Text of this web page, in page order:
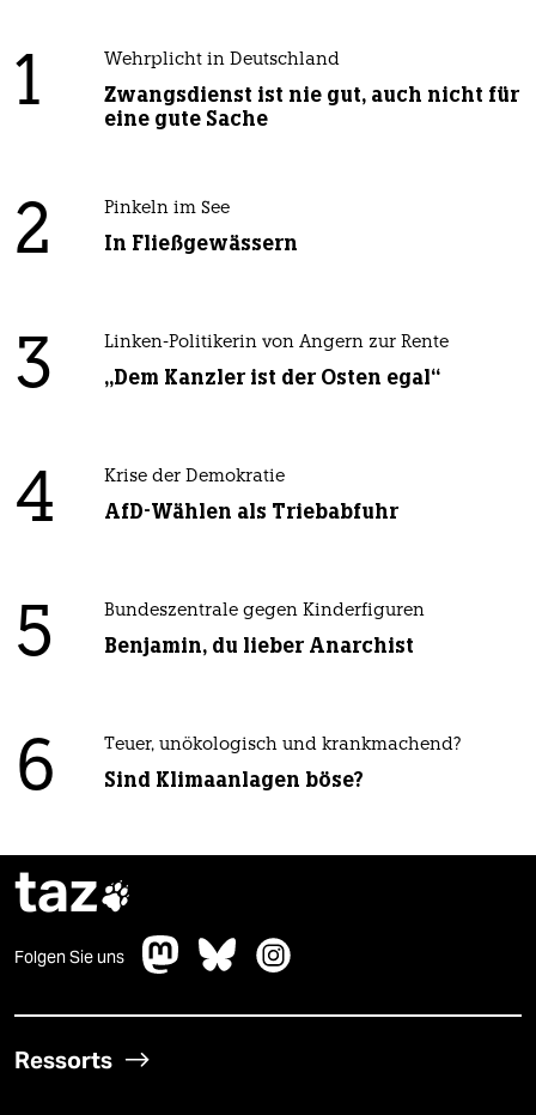
1 Wehrplicht in Deutschland
Zwangsdienst ist nie gut, auch nicht für
eine gute Sache
2 Pinkeln im See
In Fließgewässern
3 Linken-Politikerin von Angern zur Rente
„Dem Kanzler ist der Osten egal“
4 Krise der Demokratie
AfD-Wählen als Triebabfuhr
5 Bundeszentrale gegen Kinderfiguren
Benjamin, du lieber Anarchist
6 Teuer, unökologisch und krankmachend?
Sind Klimaanlagen böse?
taz
Folgen Sie uns
Ressorts